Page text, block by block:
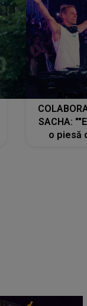
SACHA:
o piesă